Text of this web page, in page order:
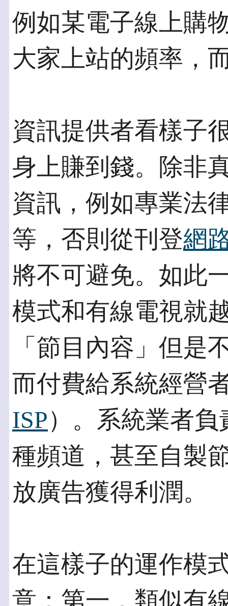
例如某電子線上購
大家上站的頻率，
資訊提供者看樣子
身上賺到錢。除非
資訊，例如專業法
等，否則從刊登網
將不可避免。如此
模式和有線電視就
「節目內容」但是
而付費給系統經營
ISP）。系統業者
種頻道，甚至自製
放廣告獲得利潤。
在這樣子的運作模
意：第一，類似有